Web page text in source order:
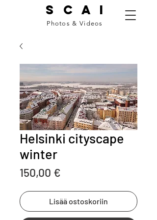
S C A I
Photos & Videos
Helsinki cityscape
winter
150,00 €
Lisää ostoskoriin